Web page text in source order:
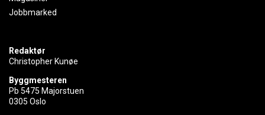
Jobbmarked
Redaktør
Christopher Kunøe
Byggmesteren
Pb 5475 Majorstuen
0305 Oslo